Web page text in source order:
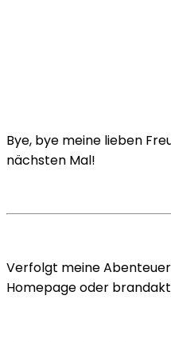
Bye, bye meine lieben
nächsten Mal!
Verfolgt meine
Homepage oder